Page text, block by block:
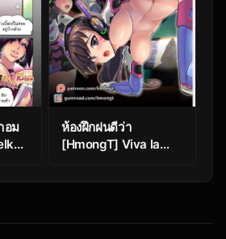
อม
ห้องฝึกฝนดีว่า
[HmongT] Viva la